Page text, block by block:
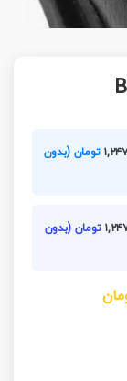
تومان (بدون
تومان (بدون